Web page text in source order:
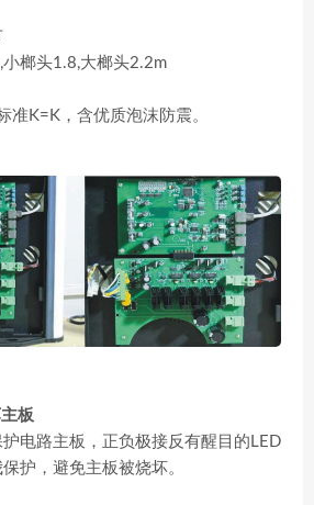
榔头1.8,大榔头2.2m
准K=K，含优质泡沫防震。
板
电路主板，正负极接反有醒目的LED
护，避免主板被烧坏。